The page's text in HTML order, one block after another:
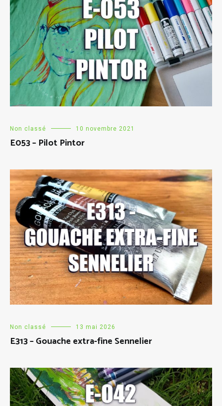
Non classé 10 novembre 2021
E053 – Pilot Pintor
Non classé 13 mai 2026
E313 – Gouache extra-fine Sennelier